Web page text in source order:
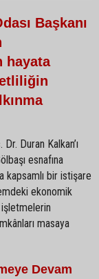
Başkanı
hayata
Duran Kalkan’ı
esnafına
kapsamlı bir istişare
ekonomik
masaya
Devam